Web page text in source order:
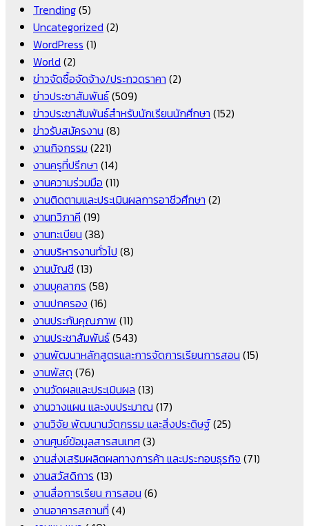
Trending(5)
Uncategorized (2)
WordPress (1)
World (2)
ข่าวจัดซื้อจัดจ้าง/ประกวดราคา (2)
ข่าวประชาสัมพันธ์(509)
ข่าวประชาสัมพันธ์สำหรับนักเรียนนักศึกษา (152)
ข่าวรับสมัครงาน (8)
งานกิจกรรม (221)
งานครูที่ปรึกษา (14)
งานความร่วมมือ (11)
งานติดตามและประเมินผลการอาชีวศึกษา (2)
งานทวิภาคี (19)
งานทะเบียน (38)
งานบริหารงานทั่วไป (8)
งานบัญชี(13)
งานบุคลากร (58)
งานปกครอง (16)
งานประกันคุณภาพ (11)
งานประชาสัมพันธ์(543)
งานพัฒนาหลักสูตรและการจัดการเรียนการสอน (15)
งานพัสดุ (76)
งานวัดผลและประเมินผล (13)
งานวางแผน และงบประมาณ (17)
งานวิจัย พัฒนานวัตกรรม และสิ่งประดิษฐ์(25)
งานศูนย์ข้อมูลสารสนเทศ(3)
งานส่งเสริมผลิตผลทางการค้า และประกอบธุรกิจ (71)
งานสวัสดิการ (13)
งานสื่อการเรียน การสอน (6)
งานอาคารสถานที่ (4)